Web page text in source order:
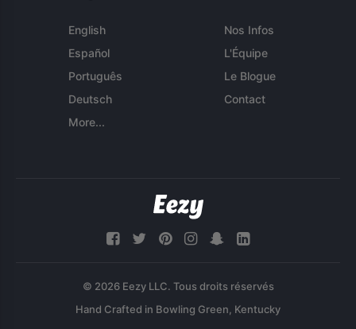
English
Español
Português
Deutsch
More...
Nos Infos
L'Équipe
Le Blogue
Contact
© 2026 Eezy LLC. Tous droits réservés